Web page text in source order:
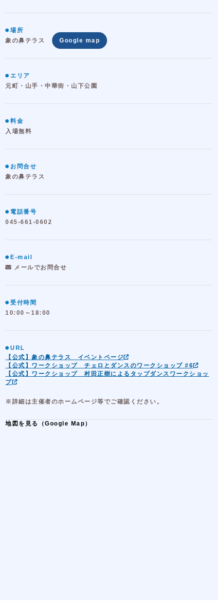
場所
象の鼻テラス
Google map
エリア
元町・山手・中華街・山下公園
料金
入場無料
お問合せ
象の鼻テラス
電話番号
045-661-0602
E-mail
メールでお問合せ
受付時間
10:00～18:00
URL
【公式】象の鼻テラス イベントページ
【公式】ワークショップ チェロとダンスのワークショップ #6
【公式】ワークショップ 村田正樹によるタップダンスワークショッ
プ
※詳細は主催者のホームページ等でご確認ください。
地図を見る（Google Map）